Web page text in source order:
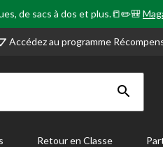
de sacs à dos et plus.📒✏️🎒
Accédez au programme
Retour en Classe